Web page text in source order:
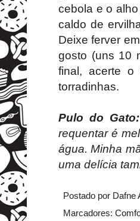
cebola e o
caldo de
Deixe ferver
gosto (uns 10
final, acerte o
torradinhas.
Pulo do Gato:
requentar é
água. Minha
uma delícia
Postado por Dafne
Marcadores: